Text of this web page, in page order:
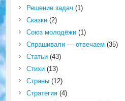
Решение задач (1)
Сказки(2)
Союз молодёжи(1)
Спрашивали — отвечаем (35)
Статьи(43)
Стихи(13)
Страны(12)
Стратегия(4)